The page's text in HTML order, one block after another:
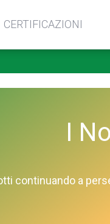
CERTIFICAZIONI
I
continuando a